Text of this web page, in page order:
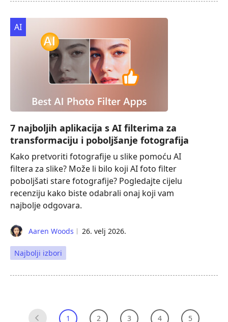
AI
7 najboljih aplikacija s AI filterima za
transformaciju i poboljšanje fotografija
Kako pretvoriti fotografije u slike pomoću AI
filtera za slike? Može li bilo koji AI foto filter
poboljšati stare fotografije? Pogledajte cijelu
recenziju kako biste odabrali onaj koji vam
najbolje odgovara.
Aaren Woods 26. velj 2026.
Najbolji izbori
1 2 3 4 5